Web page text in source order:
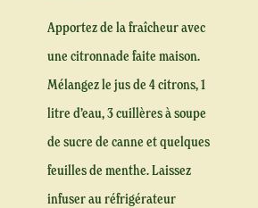
Apportez de la fraîcheur avec
une citronnade faite maison.
Mélangez le jus de 4 citrons, 1
litre d’eau, 3 cuillères à soupe
de sucre de canne et quelques
feuilles de menthe. Laissez
infuser au réfrigérateur